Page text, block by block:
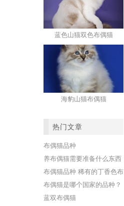
蓝色山猫双色布偶猫
海豹山猫布偶猫
热门文章
布偶猫品种
养布偶猫需要准备什么东西
布偶猫品种 稀有的丁香色布
偶猫介绍
布偶猫是哪个国家的品种？
揭秘布偶猫祖先
蓝双布偶猫